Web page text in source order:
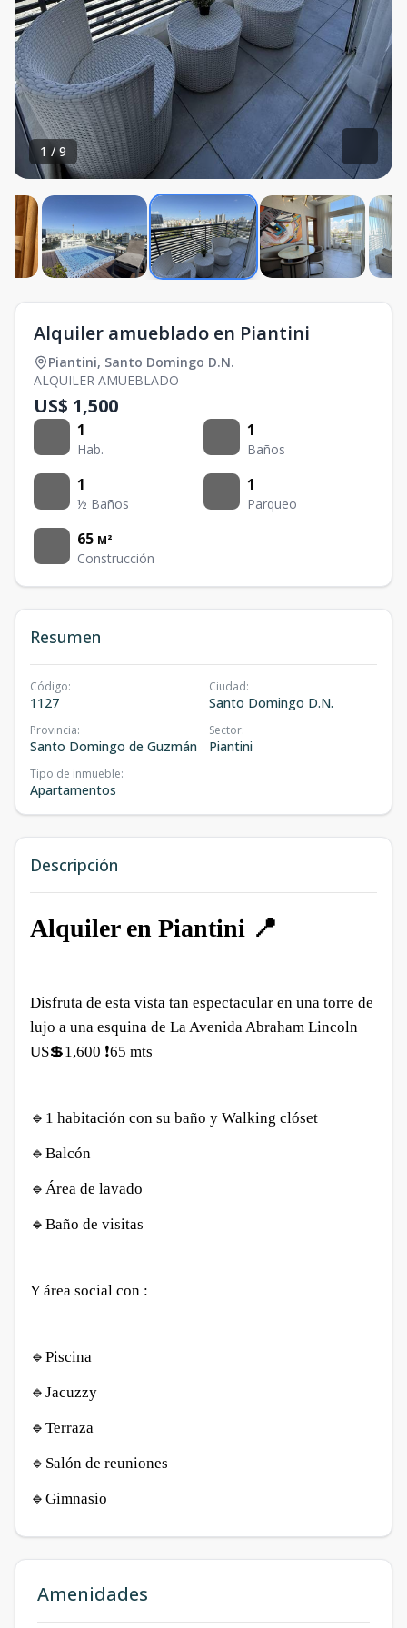
1 /9
Alquiler amueblado en Piantini
Piantini, Santo Domingo D.N.
ALQUILER AMUEBLADO
US$ 1,500
1
Hab.
1
Baños
1
½ Baños
1
Parqueo
65 M²
Construcción
Resumen
Código:
1127
Ciudad:
Santo Domingo D.N.
Provincia:
Santo Domingo de Guzmán
Sector:
Piantini
Tipo de inmueble:
Apartamentos
Descripción
Alquiler en Piantini 📍
Disfruta de esta vista tan espectacular en una torre de
lujo a una esquina de La Avenida Abraham Lincoln
US💲1,600 ❗️65 mts
🔹1 habitación con su baño y Walking clóset
🔹Balcón
🔹Área de lavado
🔹Baño de visitas
Y área social con :
🔹Piscina
🔹Jacuzzy
🔹Terraza
🔹Salón de reuniones
🔹Gimnasio
Amenidades